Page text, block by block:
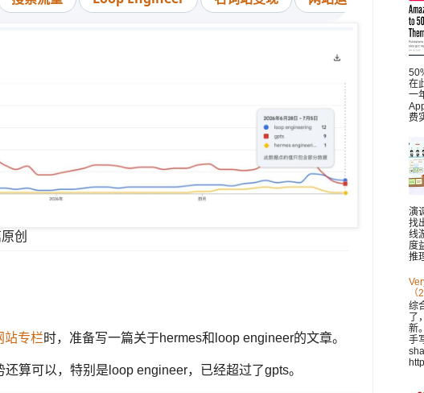
创
站专栏时，准备写一篇关于hermes和loop engineer的文章。
还算可以，特别是 loop engineer，已经超过了gpts。
在
一
费
演
找
线
度
推
综
了
新
手